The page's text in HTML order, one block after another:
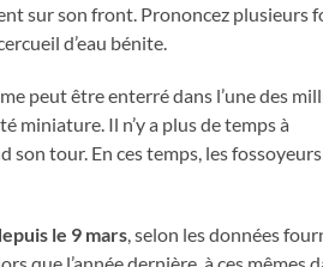
sur son front. Prononcez plusieurs
d’eau bénite.
peut être enterré dans l’une des
miniature. Il n’y a plus de temps à
son tour. En ces temps, les fossoyeurs
le 9 mars , selon les données
que l’année dernière, à ces mêmes